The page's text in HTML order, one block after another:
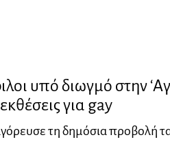
υπό διωγμό στην
για gay
τη δημόσια προβολή